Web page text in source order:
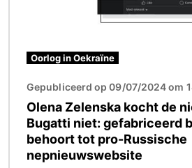
Oorlog in Oekraïne
Gepubliceerd op 09/07/2024 om
Olena Zelenska kocht de
Bugatti niet: gefabriceerd
behoort tot pro-Russische
nepnieuwswebsite